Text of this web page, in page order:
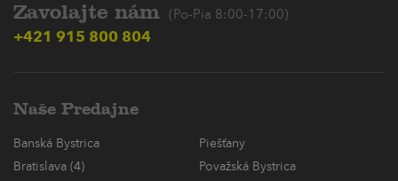
Zavolajte nám (Po-Pia 8:00-17:00)
+421 915 800 804
Naše Predajne
Banská Bystrica
Piešťany
Bratislava (4)
Považská Bystrica